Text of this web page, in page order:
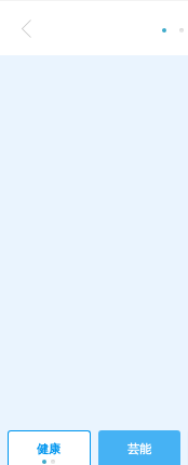
健康 芸能